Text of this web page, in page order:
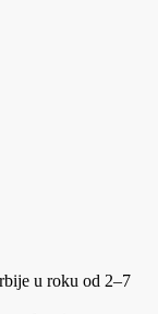
u roku od 2–7